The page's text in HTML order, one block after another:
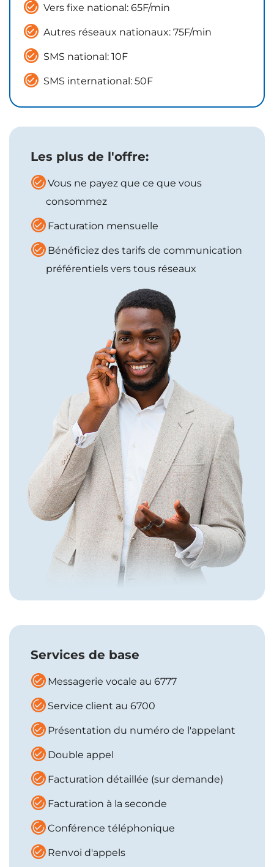
Vers fixe national: 65F/min
Autres réseaux nationaux: 75F/min
SMS national: 10F
SMS international: 50F
Les plus de l'offre:
Vous ne payez que ce que vous
consommez
Facturation mensuelle
Bénéficiez des tarifs de communication
préférentiels vers tous réseaux
Services de base
Messagerie vocale au 6777
Service client au 6700
Présentation du numéro de l'appelant
Double appel
Facturation détaillée (sur demande)
Facturation à la seconde
Conférence téléphonique
Renvoi d'appels